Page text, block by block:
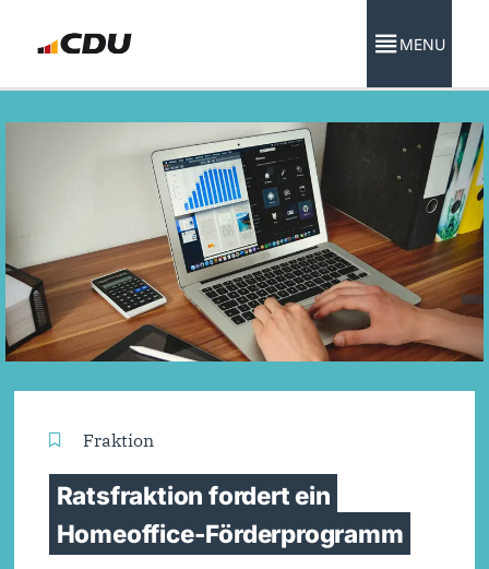
MENU
Fraktion
Ratsfraktion fordert ein
Homeoffice-Förderprogramm